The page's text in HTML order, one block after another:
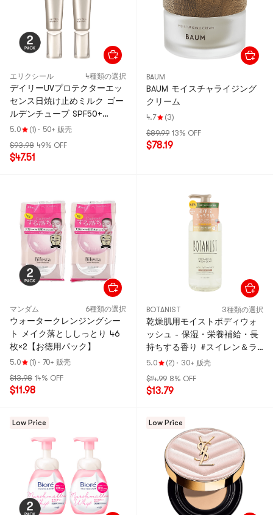
エリクシール 4種類の選択
デイリーUVプロテクターエッ
センス日焼け止めミルク ゴー
ルデンチューブ SPF50+
PA+++ 1.18オンス×2 ランダム
ク】
5.0 (1) · 50+ 贩壳
$93.98 49% OFF
$47.51
BAUM
BAUM モイスチャライジング
クリーム
4.7
(3)
$89.99 13% OFF
$78.19
マンダム 6種類の選択
ウォータークレンジングシー
ト メイク落とししっとり 46
枚×2【お徳用パック】
5.0 (1) · 70+ 贩壳
$13.98 14% OFF
$11.98
BOTANIST 3種類の選択
乾燥肌用モイストボディウォ
ッシュ - 保湿・栄養補給・長
持ちする香り #スイレン＆ラ
ズベリー - 16.56オンス
5.0 (2) · 30+ 贩壳
$14.99 8% OFF
$13.79
Low Price Low Price